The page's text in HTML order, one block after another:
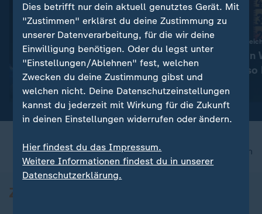
Deutschlands
Medaillenhoffnungen bei der
Schwimm-EM
mit Video 1:27
Seit Beginn der
Hitzerekorde in
Juni und Juli so
mit Video0:44
nach oben
Dies betrifft nur dein aktuell genutztes Gerät. Mit
"Zustimmen" erklärst du deine Zustimmung zu
unserer Datenverarbeitung, für die wir deine
Einwilligung benötigen. Oder du legst unter
"Einstellungen/Ablehnen" fest, welchen
Zwecken du deine Zustimmung gibst und
welchen nicht. Deine Datenschutzeinstellungen
kannst du jederzeit mit Wirkung für die Zukunft
in deinen Einstellungen widerrufen oder ändern.
Hier findest du das Impressum.
Weitere Informationen findest du in unserer
Datenschutzerklärung.